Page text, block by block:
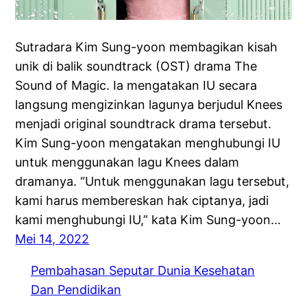
Sutradara Kim Sung-yoon membagikan kisah
unik di balik soundtrack (OST) drama The
Sound of Magic. Ia mengatakan IU secara
langsung mengizinkan lagunya berjudul Knees
menjadi original soundtrack drama tersebut.
Kim Sung-yoon mengatakan menghubungi IU
untuk menggunakan lagu Knees dalam
dramanya. “Untuk menggunakan lagu tersebut,
kami harus membereskan hak ciptanya, jadi
kami menghubungi IU,” kata Kim Sung-yoon…
Mei 14, 2022
Pembahasan Seputar Dunia Kesehatan
Dan Pendidikan